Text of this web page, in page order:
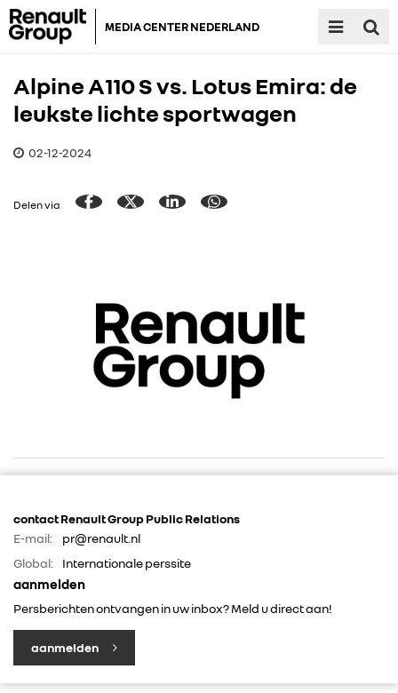
MEDIA CENTER NEDERLAND
RENAULT GROUP
DACIA
Alpine A110 S vs. Lotus Emira: de
leukste lichte sportwagen
02-12-2024
Delen via
contact Renault Group Public Relations
E-mail:
pr@renault.nl
Global:
Internationale perssite
aanmelden
Persberichten ontvangen in uw inbox? Meld u direct aan!
aanmelden